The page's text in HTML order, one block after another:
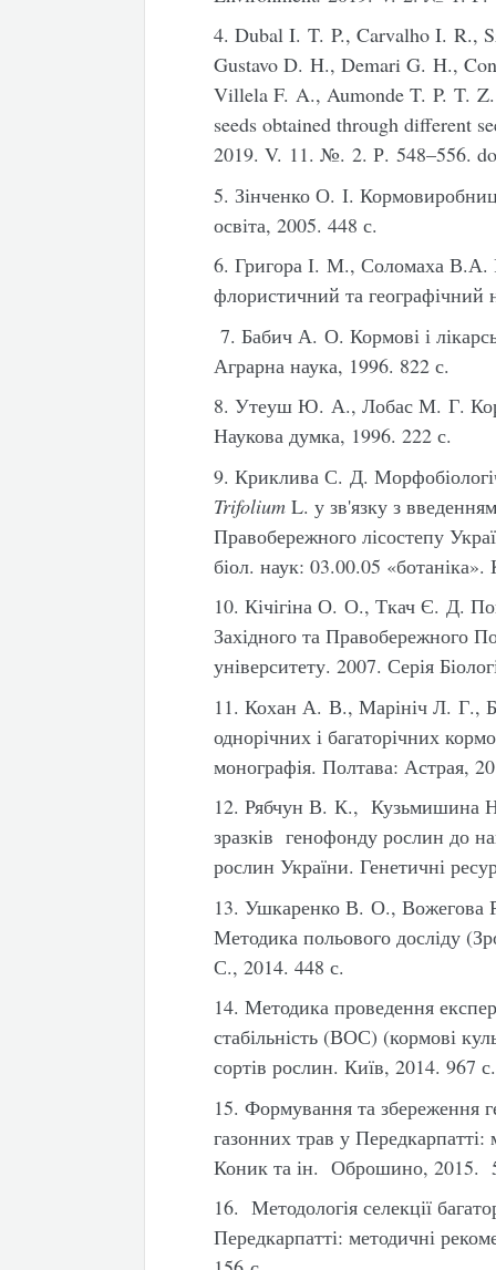
4. Dubal I. T. P., Carvalho I. R.,
Gustavo D. H., Demari G. H.,
Villela F. A., Aumonde T. P. T.
seeds obtained through different
2019. V. 11. №. 2. Р. 548–556.
5. Зінченко О. І.
освіта, 2005. 448 с.
6. Григора І. М., Соломаха В.А.
флористичний та географічний
7. Бабич А. О. Кормові і
Аграрна наука, 1996. 822 с.
8. Утеуш Ю. А., Лобас М. Г.
Наукова думка, 1996. 222 с.
9. Криклива С. Д.
Trifolium L. у зв'язку з
Правобережного лісостепу
біол. наук: 03.00.05
10. Кічігіна О. О., Ткач Є. Д.
Західного та Правобережного
університету. 2007. Серія
11. Кохан А. В., Марініч Л. Г.,
однорічних і багаторічних
монографія. Полтава: Астрая,
12. Рябчун В. К., Кузьмишина
зразків генофонду рослин до
рослин України. Генетичні
13. Ушкаренко В. О., Вожегова
Методика польового досліду
С., 2014. 448 с.
14. Методика проведення
стабільність (ВОС) (кормові
сортів рослин. Київ, 2014. 967 с.
15. Формування та збереження
газонних трав у
Коник та ін. Оброшино, 2015.
16. Методологія селекції
Передкарпатті: методичні